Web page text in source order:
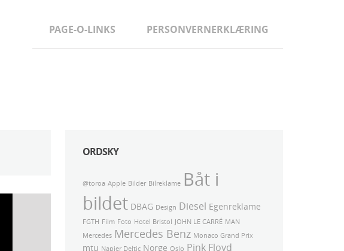
PAGE-O-LINKS PERSONVERNERKLÆRING
ORDSKY
@toroa Apple Bilder Bilreklame Båt i
bildet DBAG Design Diesel Egenreklame
FGTH Film Foto Hotel Bristol JOHN LE CARRÉ MAN
Mercedes Mercedes Benz Monaco Grand Prix
mtu Napier Deltic Norge Oslo Pink Floyd